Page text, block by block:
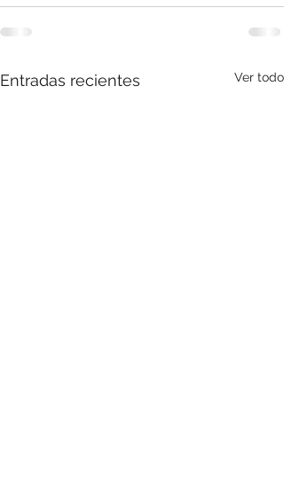
Entradas recientes Ver todo